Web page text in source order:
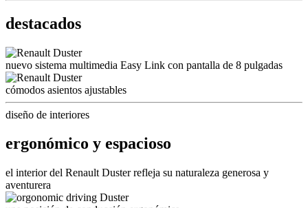
destacados
nuevo sistema multimedia Easy Link con pantalla de 8 pulgadas
cómodos asientos ajustables
diseño de interiores
ergonómico y espacioso
el interior del Renault Duster refleja su naturaleza generosa y
aventurera